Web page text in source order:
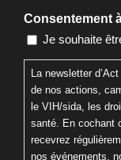
Consentement
Je souhaite
La newsletter
de nos actions,
le VIH/sida, les
santé. En cochant
recevrez
nos événements,